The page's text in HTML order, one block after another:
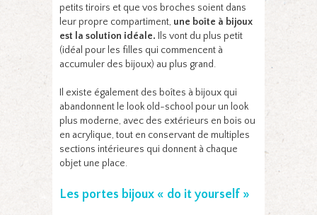
petits tiroirs et que vos broches soient dans
leur propre compartiment, une boîte à bijoux
est la solution idéale. Ils vont du plus petit
(idéal pour les filles qui commencent à
accumuler des bijoux) au plus grand.
Il existe également des boîtes à bijoux qui
abandonnent le look old-school pour un look
plus moderne, avec des extérieurs en bois ou
en acrylique, tout en conservant de multiples
sections intérieures qui donnent à chaque
objet une place.
Les portes bijoux « do it yourself »